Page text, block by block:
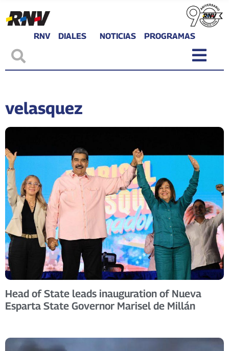
RNV DIALES NOTICIAS PROGRAMAS
velasquez
Head of State leads inauguration of Nueva
Esparta State Governor Marisel de Millán